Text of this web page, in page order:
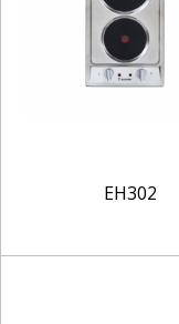
EH302